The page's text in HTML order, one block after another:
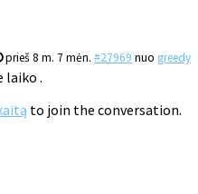
prieš 8 m. 7 mėn. #27969 nuo greedy
laiko .
to join the conversation.